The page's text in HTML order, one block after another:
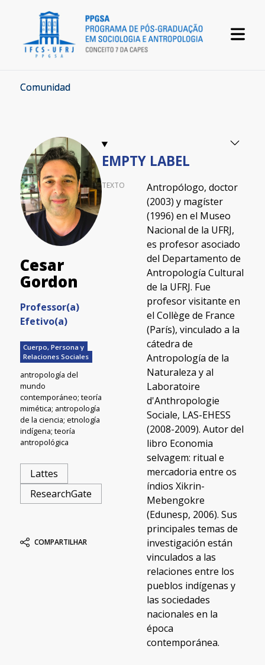
Comunidad
Cesar
Gordon
Professor(a)
Efetivo(a)
Cuerpo, Persona y
Relaciones Sociales
antropología del
mundo
contemporáneo; teoría
mimética; antropología
de la ciencia; etnología
indígena; teoría
antropológica
Lattes
ResearchGate
COMPARTILHAR
EMPTY LABEL
TEXTO
Antropólogo, doctor
(2003) y magíster
(1996) en el Museo
Nacional de la UFRJ,
es profesor asociado
del Departamento de
Antropología Cultural
de la UFRJ. Fue
profesor visitante en
el Collège de France
(París), vinculado a la
cátedra de
Antropología de la
Naturaleza y al
Laboratoire
d'Anthropologie
Sociale, LAS-EHESS
(2008-2009). Autor del
libro Economia
selvagem: ritual e
mercadoria entre os
índios Xikrin-
Mebengokre
(Edunesp, 2006). Sus
principales temas de
investigación están
vinculados a las
relaciones entre los
pueblos indígenas y
las sociedades
nacionales en la
época
contemporánea.